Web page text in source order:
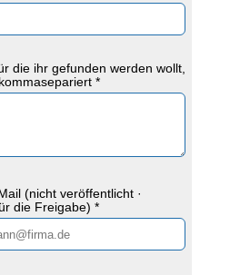
die ihr gefunden werden wollt,
*
(nicht veröffentlicht ·
die Freigabe) *